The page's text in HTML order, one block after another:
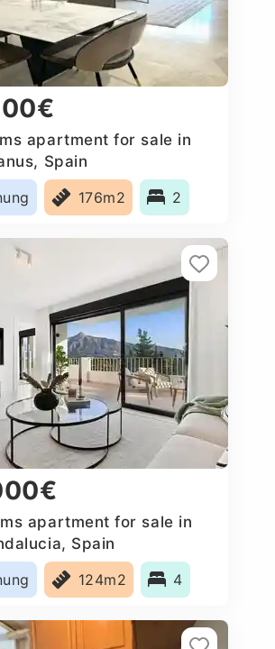
apartment for sale in
Spain
176m2 2
apartment for sale in
Spain
124m2 4